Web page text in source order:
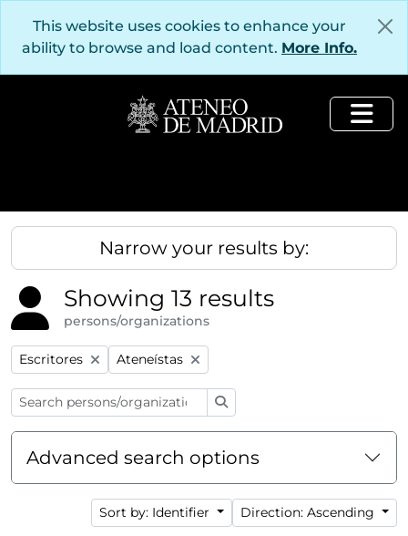
This website uses cookies to enhance your
ability to browse and load content. More Info.
Narrow your results by:
Showing 13 results
persons/organizations
Remove filter:
Escritores Remove filter:
Ateneístas
Advanced search options
Sort by: Identifier Direction: Ascending